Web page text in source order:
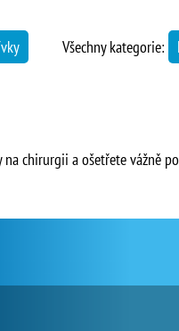
Všechny kategorie:
chirurgii a ošetřete vážně